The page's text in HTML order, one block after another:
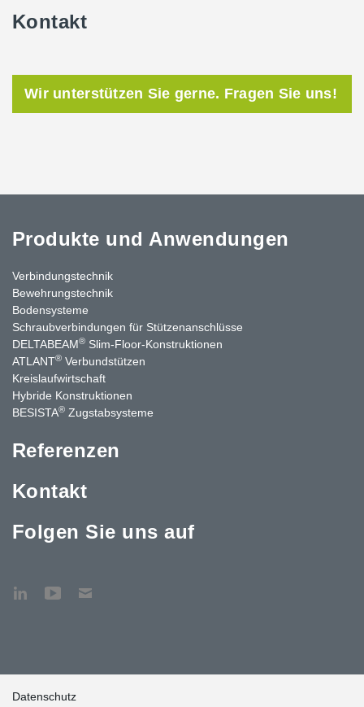
Kontakt
Wir unterstützen Sie gerne. Fragen Sie uns!
Produkte und Anwendungen
Verbindungstechnik
Bewehrungstechnik
Bodensysteme
Schraubverbindungen für Stützen­anschlüsse
DELTABEAM® Slim-Floor-Konstruktionen
ATLANT® Verbundstützen
Kreislaufwirtschaft
Hybride Konstruktionen
BESISTA® Zugstabsysteme
Referenzen
Kontakt
Folgen Sie uns auf
Datenschutz